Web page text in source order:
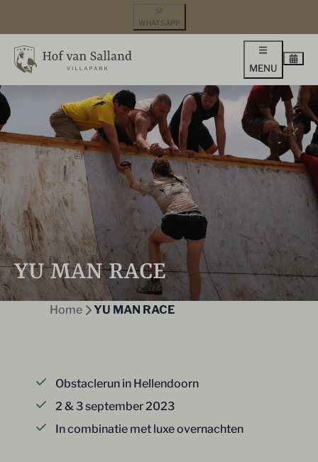
WHATSAPP
MENU
YU MAN RACE
Home YU MAN RACE
Obstaclerun in Hellendoorn
2 & 3 september 2023
In combinatie met luxe overnachten